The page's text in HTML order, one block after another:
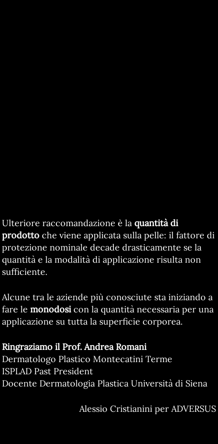
Ulteriore raccomandazione è la quantità di
prodottoche viene applicata sulla pelle: il fattore di
protezione nominale decade drasticamente se la
quantità e la modalità di applicazione risulta non
sufficiente.
Alcune tra le aziende più conosciute sta iniziando a
fare le monodosicon la quantità necessaria per una
applicazione su tutta la superficie corporea.
Ringraziamo il Prof. Andrea Romani
Dermatologo Plastico Montecatini Terme
ISPLAD Past President
Docente Dermatologia Plastica Università di Siena
Alessio Cristianini per ADVERSUS